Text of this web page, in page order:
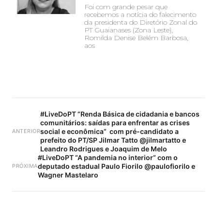
Foi com grande pesar que
recebemos a notícia do falecimento
da presidenta do Diretório Zonal do
PT Guaianases (Zona Leste),
Romilda Denise Belém Barbosa,
aos
ANTERIOR
#LiveDoPT ”Renda Básica de cidadania e bancos
comunitários: saídas para enfrentar as crises
social e econômica” com pré-candidato a
prefeito do PT/SP Jilmar Tatto @jilmartatto e
Leandro Rodrigues e Joaquim de Melo
PRÓXIMA
#LiveDoPT “A pandemia no interior” com o
deputado estadual Paulo Fiorilo @paulofiorilo e
Wagner Mastelaro